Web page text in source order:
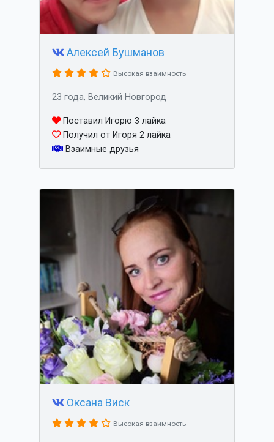
Алексей Бушманов
Высокая взаимность
23 года, Великий Новгород
Поставил Игорю 3 лайка
Получил от Игоря 2 лайка
Взаимные друзья
Оксана Виск
Высокая взаимность